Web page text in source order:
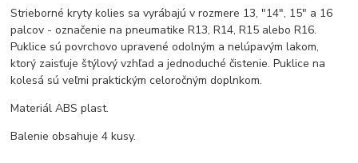
Strieborné kryty kolies sa vyrábajú v rozmere 13, "14", 15" a 16
palcov - označenie na pneumatike R13, R14, R15 alebo R16.
Puklice sú povrchovo upravené odolným a nelúpavým lakom,
ktorý zaisťuje štýlový vzhľad a jednoduché čistenie. Puklice na
kolesá sú veľmi praktickým celoročným doplnkom.
Materiál ABS plast.
Balenie obsahuje 4 kusy.